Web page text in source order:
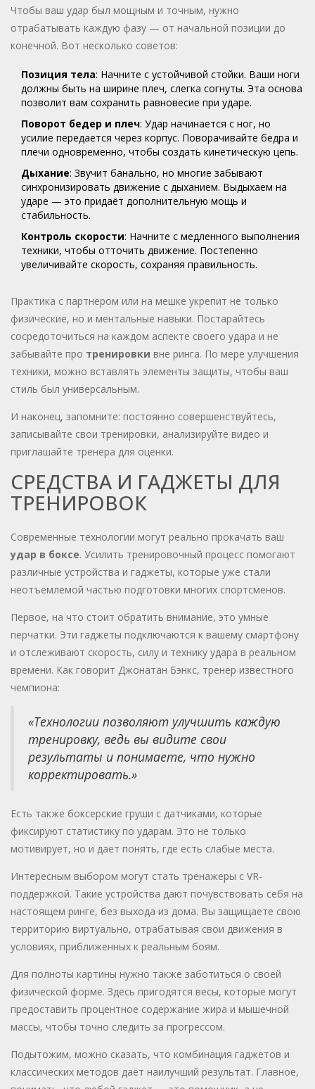
Чтобы ваш удар был мощным и точным, нужно
отрабатывать каждую фазу — от начальной позиции до
конечной. Вот несколько советов:
Позиция тела: Начните с устойчивой стойки. Ваши ноги
должны быть на ширине плеч, слегка согнуты. Эта основа
позволит вам сохранить равновесие при ударе.
Поворот бедер и плеч: Удар начинается с ног, но
усилие передается через корпус. Поворачивайте бедра и
плечи одновременно, чтобы создать кинетическую цепь.
Дыхание: Звучит банально, но многие забывают
синхронизировать движение с дыханием. Выдыхаем на
ударе — это придаёт дополнительную мощь и
стабильность.
Контроль скорости: Начните с медленного выполнения
техники, чтобы отточить движение. Постепенно
увеличивайте скорость, сохраняя правильность.
Практика с партнёром или на мешке укрепит не только
физические, но и ментальные навыки. Постарайтесь
сосредоточиться на каждом аспекте своего удара и не
забывайте про тренировки вне ринга. По мере улучшения
техники, можно вставлять элементы защиты, чтобы ваш
стиль был универсальным.
И наконец, запомните: постоянно совершенствуйтесь,
записывайте свои тренировки, анализируйте видео и
приглашайте тренера для оценки.
СРЕДСТВА И ГАДЖЕТЫ ДЛЯ
ТРЕНИРОВОК
Современные технологии могут реально прокачать ваш
удар в боксе. Усилить тренировочный процесс помогают
различные устройства и гаджеты, которые уже стали
неотъемлемой частью подготовки многих спортсменов.
Первое, на что стоит обратить внимание, это умные
перчатки. Эти гаджеты подключаются к вашему смартфону
и отслеживают скорость, силу и технику удара в реальном
времени. Как говорит Джонатан Бэнкс, тренер известного
чемпиона:
«Технологии позволяют улучшить каждую
тренировку, ведь вы видите свои
результаты и понимаете, что нужно
корректировать.»
Есть также боксерские груши с датчиками, которые
фиксируют статистику по ударам. Это не только
мотивирует, но и дает понять, где есть слабые места.
Интересным выбором могут стать тренажеры с VR-
поддержкой. Такие устройства дают почувствовать себя на
настоящем ринге, без выхода из дома. Вы защищаете свою
территорию виртуально, отрабатывая свои движения в
условиях, приближенных к реальным боям.
Для полноты картины нужно также заботиться о своей
физической форме. Здесь пригодятся весы, которые могут
предоставить процентное содержание жира и мышечной
массы, чтобы точно следить за прогрессом.
Подытожим, можно сказать, что комбинация гаджетов и
классических методов даёт наилучший результат. Главное,